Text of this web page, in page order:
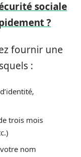
sociale
?
fournir une
:
trois mois
nom